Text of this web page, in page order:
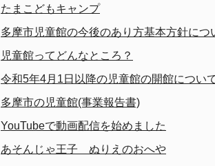
たまこどもキャンプ
多摩市児童館の今後のあり方基本方針につ
児童館ってどんなところ？
令和5年4月1日以降の児童館の開館につい
多摩市の児童館(事業報告書)
YouTubeで動画配信を始めました
あそんじゃ王子 ぬりえのおへや